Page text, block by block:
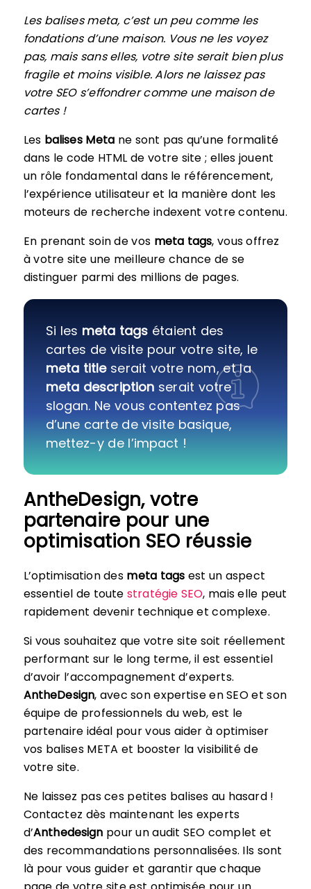
Les balises meta, c’est un peu comme les
fondations d’une maison. Vous ne les voyez
pas, mais sans elles, votre site serait bien plus
fragile et moins visible. Alors ne laissez pas
votre SEO s’effondrer comme une maison de
cartes !
Les balises Meta ne sont pas qu’une formalité
dans le code HTML de votre site ; elles jouent
un rôle fondamental dans le référencement,
l’expérience utilisateur et la manière dont les
moteurs de recherche indexent votre contenu.
En prenant soin de vos meta tags, vous offrez
à votre site une meilleure chance de se
distinguer parmi des millions de pages.
Si les meta tags étaient des
cartes de visite pour votre site, le
meta titleserait votre nom, et la
meta description serait votre
slogan. Ne vous contentez pas
d’une carte de visite basique,
mettez-y de l’impact !
AntheDesign, votre
partenaire pour une
optimisation SEO réussie
L’optimisation des meta tags est un aspect
essentiel de toute stratégie SEO, mais elle peut
rapidement devenir technique et complexe.
Si vous souhaitez que votre site soit réellement
performant sur le long terme, il est essentiel
d’avoir l’accompagnement d’experts.
AntheDesign, avec son expertise en SEO et son
équipe de professionnels du web, est le
partenaire idéal pour vous aider à optimiser
vos balises META et booster la visibilité de
votre site.
Ne laissez pas ces petites balises au hasard !
Contactez dès maintenant les experts
d’Anthedesign pour un audit SEO complet et
des recommandations personnalisées. Ils sont
là pour vous guider et garantir que chaque